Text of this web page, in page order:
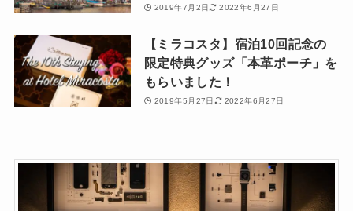
2019年7月2日 2022年6月27日
【ミラコスタ】宿泊10回記念の
限定特典グッズ「本革ポーチ」を
もらいました！
2019年5月27日 2022年6月27日